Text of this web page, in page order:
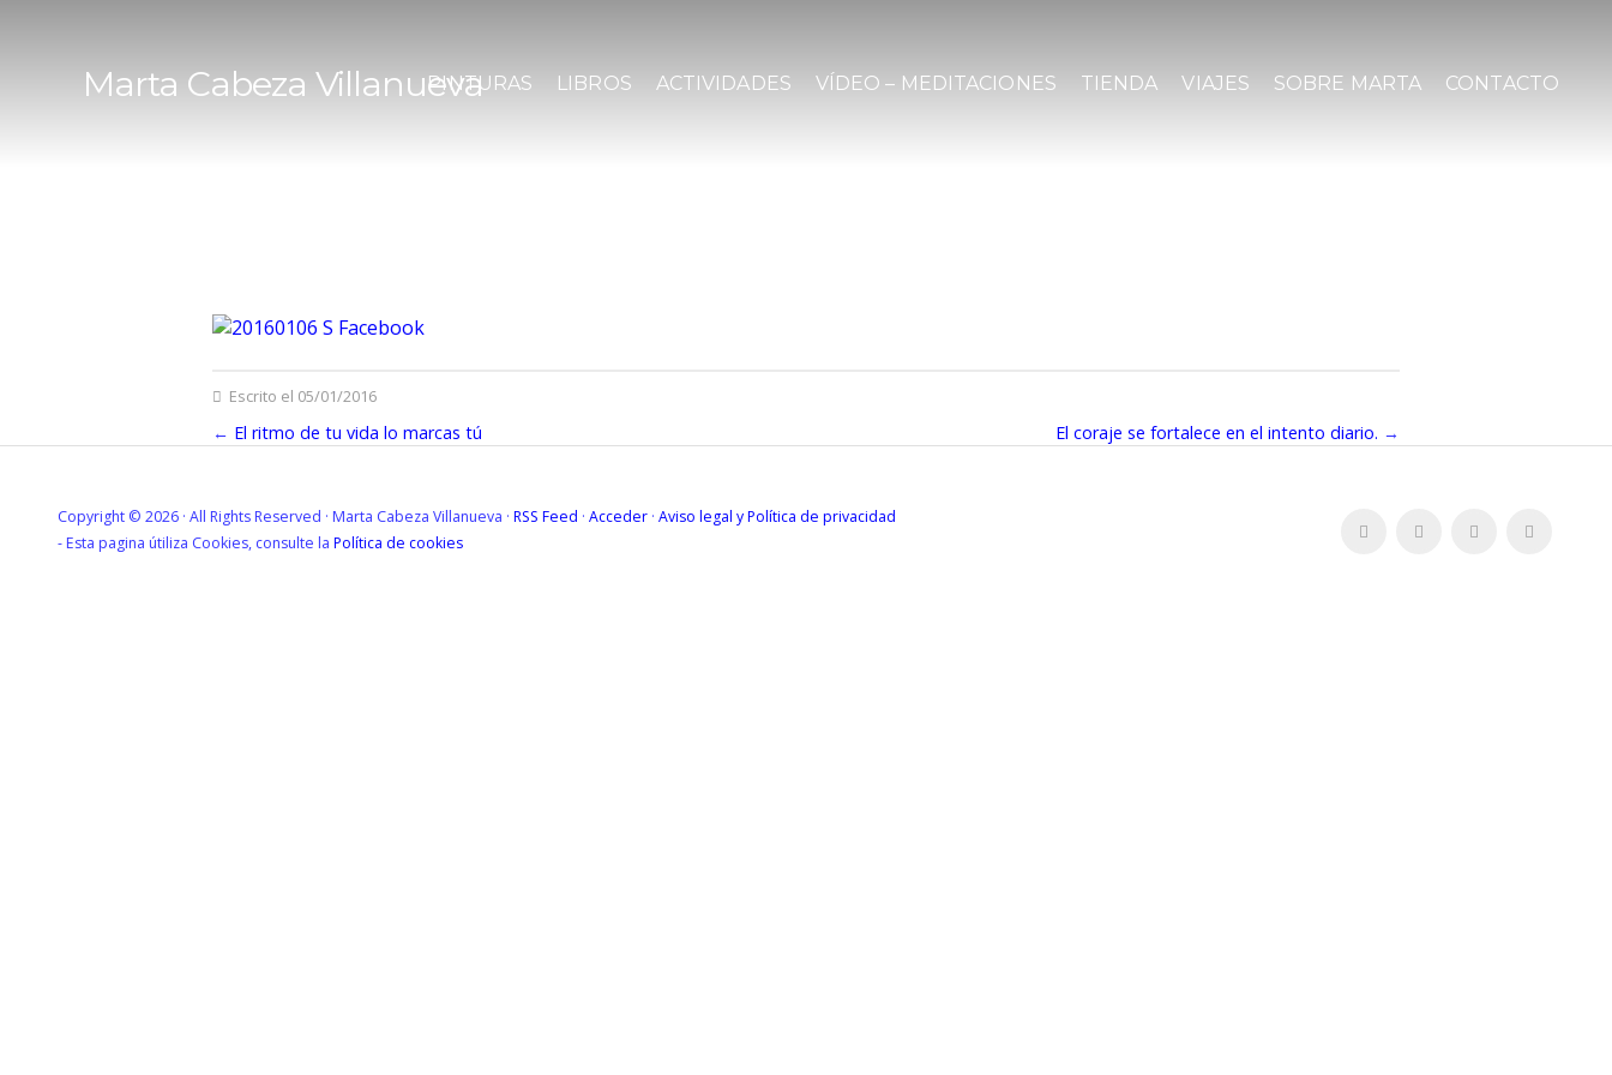
Marta Cabeza Villanueva
PINTURAS LIBROS ACTIVIDADES VÍDEO – MEDITACIONES TIENDA VIAJES SOBRE MARTA CONTACTO
Escrito el 05/01/2016
← El ritmo de tu vida lo marcas tú El coraje se fortalece en el intento diario. →
Copyright © 2026 · All Rights Reserved · Marta Cabeza Villanueva · RSS Feed · Acceder · Aviso legal yPolítica de privacidad
- Esta pagina útiliza Cookies, consulte la Política de cookies